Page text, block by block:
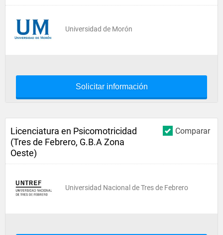
Universidad de Morón
Solicitar información
Comparar
Licenciatura en Psicomotricidad
(Tres de Febrero, G.B.A Zona
Oeste)
Universidad Nacional de Tres de Febrero